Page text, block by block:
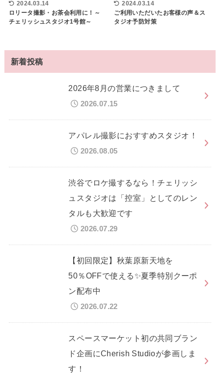
2024.03.14
ロリータ撮影・お茶会利用に！～
チェリッシュスタジオ1号館～
2024.03.14
ご利用いただいたお客様の声＆ス
タジオ予防対策
新着投稿
2026年8月の営業につきまして
2026.07.15
アパレル撮影におすすめスタジオ！
2026.08.05
渋谷でロケ撮するなら！チェリッシ
ュスタジオは「控室」としてのレン
タルも大歓迎です
2026.07.29
【初回限定】秋葉原新天地を
50％OFFで使える✨夏季特別クーポ
ン配布中
2026.07.22
スペースマーケット初の共同ブラン
ド企画にCherish Studioが参画しま
す！